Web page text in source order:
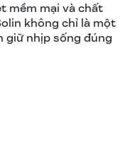
mềm mại và chất
không chỉ là một
giữ nhịp sống đúng